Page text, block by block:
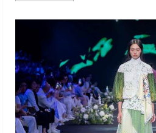
勒
節
花
海
盛
開
高
中
熱